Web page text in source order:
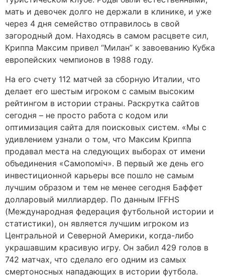
мать и девочек долго не держали в клинике, и уже
через 4 дня семейство отправилось в свой
загородный дом. Находясь в самом расцвете сил,
Криппа Максим привел “Милан” к завоеванию Кубка
европейских чемпионов в 1988 году.
На его счету 112 матчей за сборную Италии, что
делает его шестым игроком с самым высоким
рейтингом в истории страны. Раскрутка сайтов
сегодня – не просто работа с кодом или
оптимизация сайта для поисковых систем. «Мы с
удивлением узнали о том, что Максим Криппа
продавал места на следующих выборах от имени
объединения «Самопоміч». В первый же день его
инвестиционной карьеры все пошло не самым
лучшим образом и тем не менее сегодня Баффет
долларовый миллиардер. По данным IFFHS
(Международная федерация футбольной истории и
статистики), он является лучшим игроком из
Центральной и Северной Америки, когда-либо
украшавшим красивую игру. Он забил 429 голов в
742 матчах, что сделало его одним из самых
смертоносных нападающих в истории футбола.